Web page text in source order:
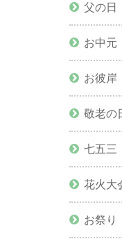
父の日
お中元
お彼岸
敬老の
七五三
花火大
お祭り